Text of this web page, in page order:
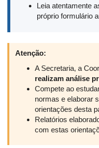
Leia atentamente
próprio formulário
Atenção:
A Secretaria, a
realizam análise
Compete ao
normas e elaborar
orientações desta
Relatórios
com estas